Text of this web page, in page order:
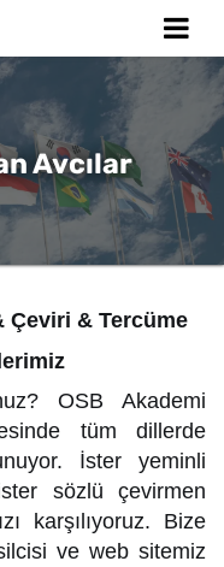
Avcılar
Çeviri & Tercüme
OSB Akademi
tüm dillerde
İster yeminli
sözlü çevirmen
karşılıyoruz. Bize
ve web sitemiz